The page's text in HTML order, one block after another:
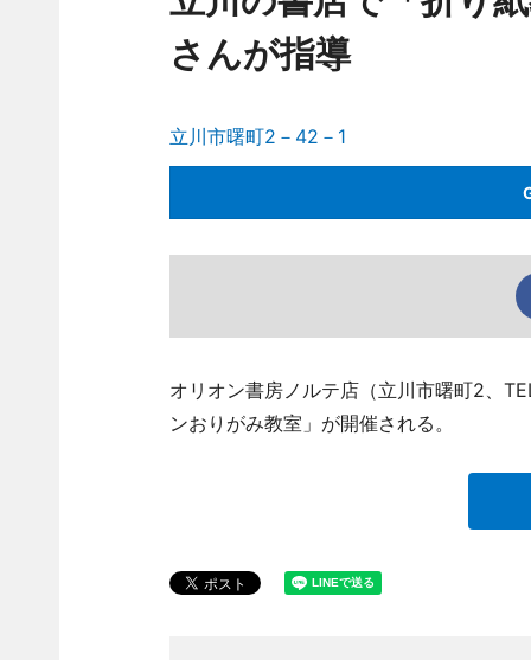
さんが指導
立川市曙町2－42－1
オリオン書房ノルテ店（立川市曙町2、
ンおりがみ教室」が開催される。